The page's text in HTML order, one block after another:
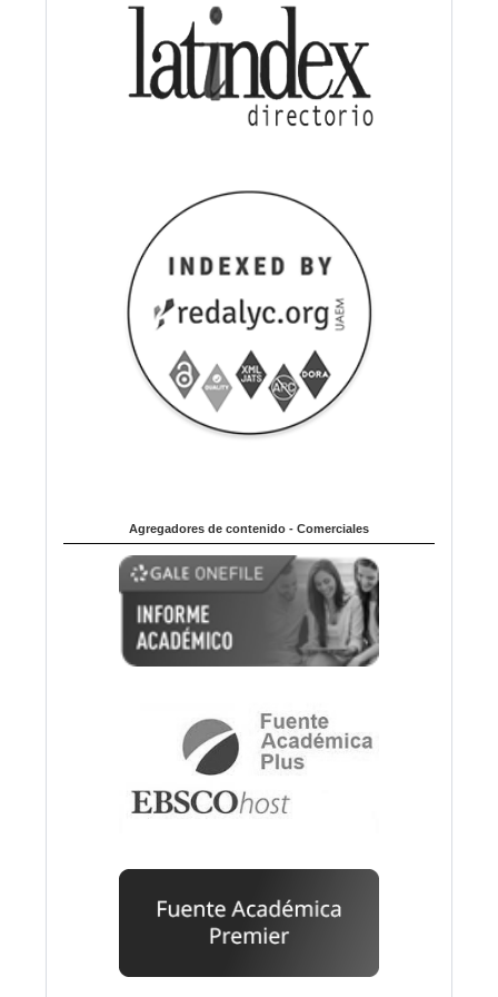
Agregadores de contenido - Comerciales